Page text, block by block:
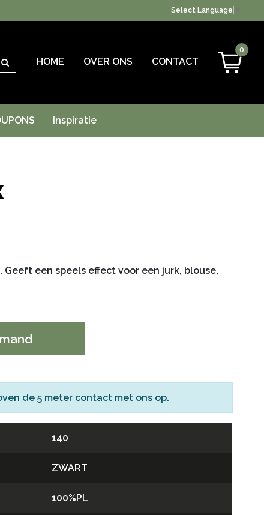
Select Language
Zoeken HOME OVER ONS CONTACT
0
Inspiratie
een speels effect voor een jurk, blouse,
de 5 meter contact met ons op.
140
ZWART
100%PL